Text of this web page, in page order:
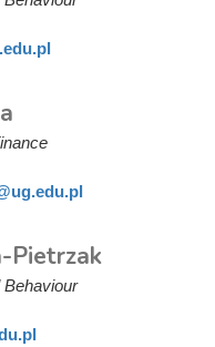
Pietrzak
Behaviour